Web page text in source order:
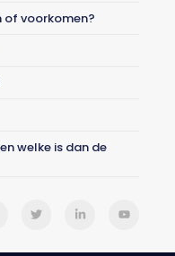
of voorkomen?
welke is dan de